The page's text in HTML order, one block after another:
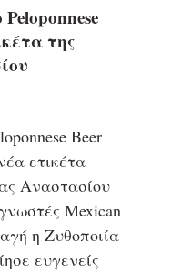
της
Beer
ετικέτα
Αναστασίου
Mexican
η Ζυθοποιία
ευγενείς